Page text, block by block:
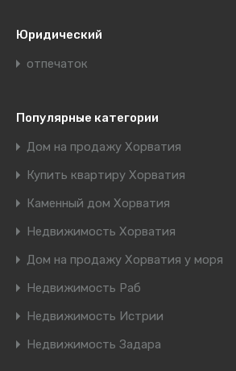
Юридический
отпечаток
Популярные категории
Дом на продажу Хорватия
Купить квартиру Хорватия
Каменный дом Хорватия
Недвижимость Хорватия
Дом на продажу Хорватия у моря
Недвижимость Раб
Недвижимость Истрии
Недвижимость Задара